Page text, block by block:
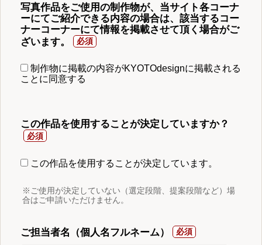
写真作品をご使用の制作物が、当サイト各コーナ
ーにてご紹介できる内容の場合は、該当するコー
ナーコーナーにて情報を掲載させて頂く場合がご
ざいます。
制作物に掲載の内容がKYOTOdesignに掲載される
ことに同意する
この作品を使用することが決定していますか？
この作品を使用することが決定しています。
※ご使用が決定していない（選定段階、提案段階など）場
合はご申請いただけません。
ご担当者名（個人名フルネーム）